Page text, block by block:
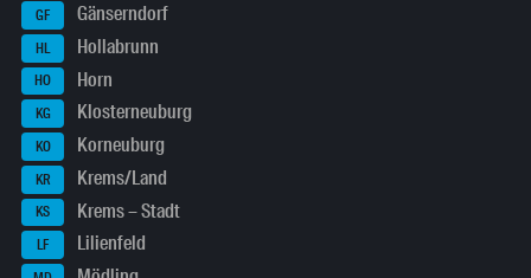
GF Gänserndorf
HL Hollabrunn
HO Horn
KG Klosterneuburg
KO Korneuburg
KR Krems/Land
KS Krems – Stadt
LF Lilienfeld